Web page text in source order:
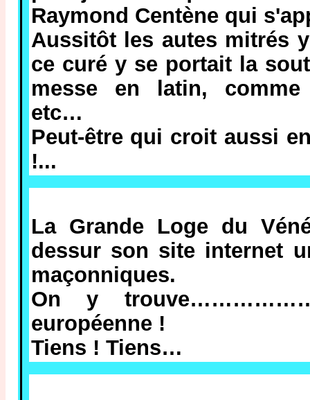
Raymond Centène qui
Aussitôt les autes mitrés
ce curé y se portait la
messe en latin, comme
etc…
Peut-être qui croit aussi
!...
La Grande Loge du
dessur son site internet
maçonniques.
On y
européenne !
Tiens ! Tiens…